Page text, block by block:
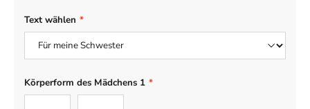
Text wählen *
Körperform des Mädchens 1 *